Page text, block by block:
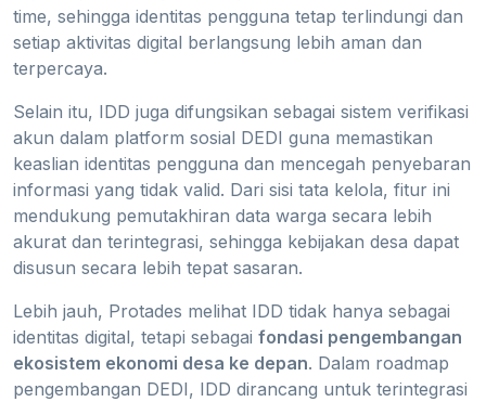
time, sehingga identitas pengguna tetap terlindungi dan
setiap aktivitas digital berlangsung lebih aman dan
terpercaya.
Selain itu, IDD juga difungsikan sebagai sistem verifikasi
akun dalam platform sosial DEDI guna memastikan
keaslian identitas pengguna dan mencegah penyebaran
informasi yang tidak valid. Dari sisi tata kelola, fitur ini
mendukung pemutakhiran data warga secara lebih
akurat dan terintegrasi, sehingga kebijakan desa dapat
disusun secara lebih tepat sasaran.
Lebih jauh, Protades melihat IDD tidak hanya sebagai
identitas digital, tetapi sebagai fondasi pengembangan
ekosistem ekonomi desa ke depan. Dalam roadmap
pengembangan DEDI, IDD dirancang untuk terintegrasi